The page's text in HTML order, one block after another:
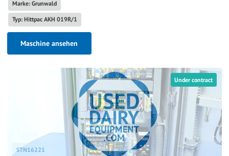
Marke: Grunwald
Typ: Hittpac AKH 019R/1
Maschine ansehen
Under contract
STN16221